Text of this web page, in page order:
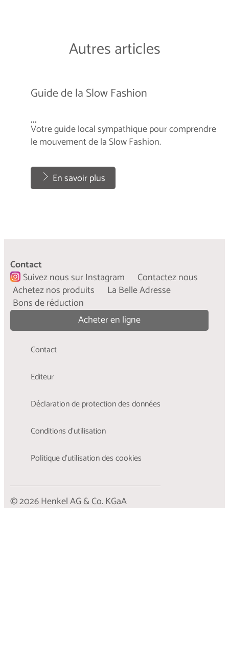
Autres articles
Guide de la Slow Fashion
...
Votre guide local sympathique pour comprendre
le mouvement de la Slow Fashion.
...
En savoir plus
L’histoire fascinante du mouvement de la slow
fashion.
...
En savoir plus
Contact
Suivez nous sur Instagram
Contactez nous
Achetez nos produits
La Belle Adresse
Bons de réduction
Acheter en ligne
Contact
Editeur
Déclaration de protection des données
Conditions d'utilisation
Politique d’utilisation des cookies
© 2026 Henkel AG & Co. KGaA